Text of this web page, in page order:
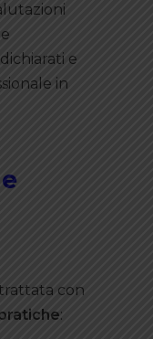
e
in
con
: